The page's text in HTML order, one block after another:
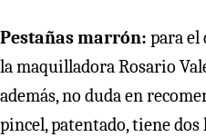
Pestañas marrón: para el
la maquilladora Rosario
además, no duda en
pincel, patentado, tiene dos